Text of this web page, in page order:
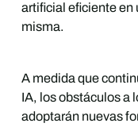
artificial eficiente en
misma.
A medida que
IA, los obstáculos a
adoptarán nuevas